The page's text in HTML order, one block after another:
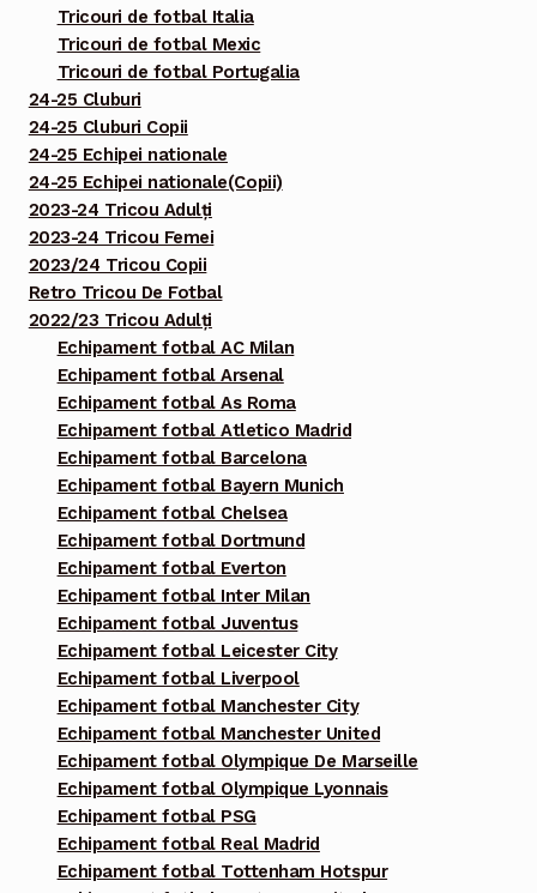
Tricouri de fotbal Italia
Tricouri de fotbal Mexic
Tricouri de fotbal Portugalia
24-25 Cluburi
24-25 Cluburi Copii
24-25 Echipei nationale
24-25 Echipei nationale(Copii)
2023-24 Tricou Adulți
2023-24 Tricou Femei
2023/24 Tricou Copii
Retro Tricou De Fotbal
2022/23 Tricou Adulți
Echipament fotbal AC Milan
Echipament fotbal Arsenal
Echipament fotbal As Roma
Echipament fotbal Atletico Madrid
Echipament fotbal Barcelona
Echipament fotbal Bayern Munich
Echipament fotbal Chelsea
Echipament fotbal Dortmund
Echipament fotbal Everton
Echipament fotbal Inter Milan
Echipament fotbal Juventus
Echipament fotbal Leicester City
Echipament fotbal Liverpool
Echipament fotbal Manchester City
Echipament fotbal Manchester United
Echipament fotbal Olympique De Marseille
Echipament fotbal Olympique Lyonnais
Echipament fotbal PSG
Echipament fotbal Real Madrid
Echipament fotbal Tottenham Hotspur